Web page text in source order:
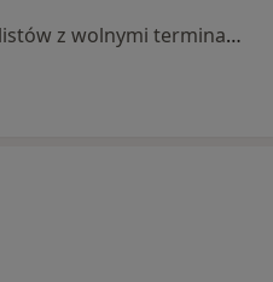
Brak dostępnych specjalistów z wolnymi terminami w tym centrum medycznym.